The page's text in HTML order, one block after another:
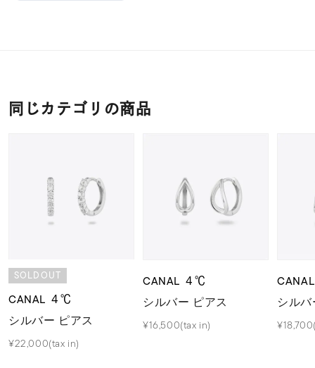
同じカテゴリの商品
SOLDOUT
CANAL ４℃
シルバー ピアス
¥22,000(tax in)
CANAL ４℃
シルバー ピアス
¥16,500(tax in)
シル